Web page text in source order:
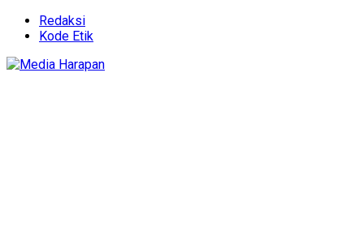
Redaksi
Kode Etik